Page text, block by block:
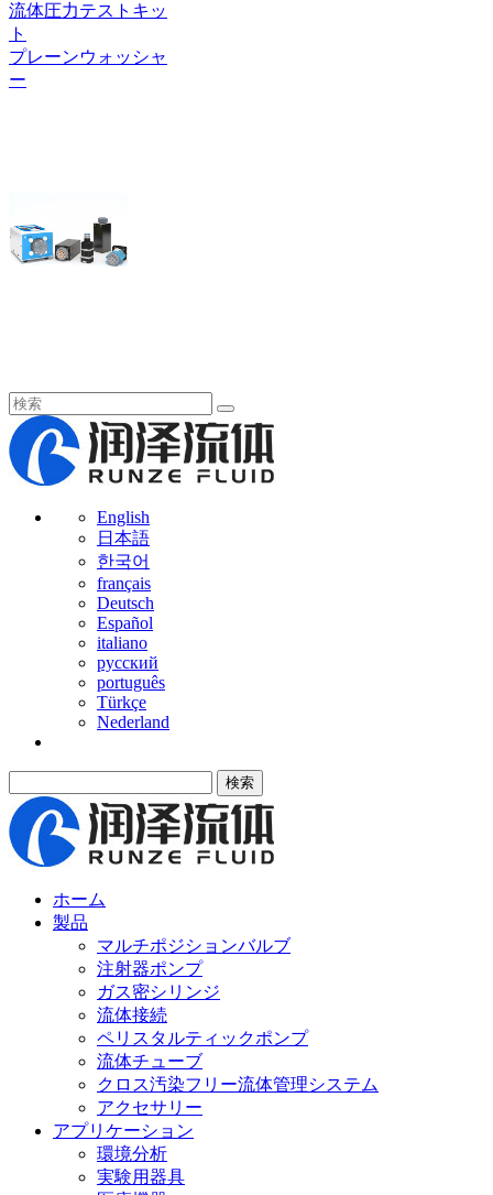
流体圧力テストキッ
ト
プレーンウォッシャ
ー
English
日本語
한국어
français
Deutsch
Español
italiano
русский
português
Türkçe
Nederland
検索
ホーム
製品
マルチポジションバルブ
注射器ポンプ
ガス密シリンジ
流体接続
ペリスタルティックポンプ
流体チューブ
クロス汚染フリー流体管理システム
アクセサリー
アプリケーション
環境分析
実験用器具